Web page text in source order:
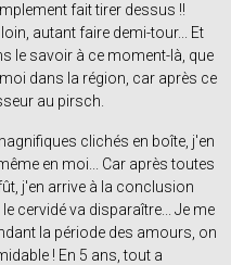
fait tirer dessus !!
autant faire demi-tour... Et
le savoir à ce moment-là, que
dans la région, car après ce
au pirsch.
clichés en boîte, j'en
en moi... Car après toutes
j'en arrive à la conclusion
cervidé va disparaître... Je me
la période des amours, on
! En 5 ans, tout a